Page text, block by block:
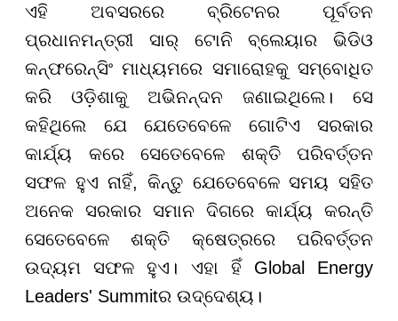
ଏହି ଅବସରରେ ବ୍ରିଟେନର ପୂର୍ବତନ
ପ୍ରଧାନମନ୍ତ୍ରୀ ସାର୍ ଟୋନି ବ୍ଲେୟାର ଭିଡିଓ
କନ୍ଫରେନ୍ସିଂ ମାଧ୍ୟମରେ ସମାରୋହକୁ ସମ୍ବୋଧିତ
କରି ଓଡ଼ିଶାକୁ ଅଭିନନ୍ଦନ ଜଣାଇଥିଲେ। ସେ
କହିଥିଲେ ଯେ ଯେତେବେଳେ ଗୋଟିଏ ସରକାର
କାର୍ଯ୍ୟ କରେ ସେତେବେଳେ ଶକ୍ତି ପରିବର୍ତ୍ତନ
ସଫଳ ହୁଏ ନାହିଁ, କିନ୍ତୁ ଯେତେବେଳେ ସମୟ ସହିତ
ଅନେକ ସରକାର ସମାନ ଦିଗରେ କାର୍ଯ୍ୟ କରନ୍ତି
ସେତେବେଳେ ଶକ୍ତି କ୍ଷେତ୍ରରେ ପରିବର୍ତ୍ତନ
ଉଦ୍ୟମ ସଫଳ ହୁଏ। ଏହା ହିଁ Global Energy
Leaders' Summitର ଉଦ୍ଦେଶ୍ୟ।